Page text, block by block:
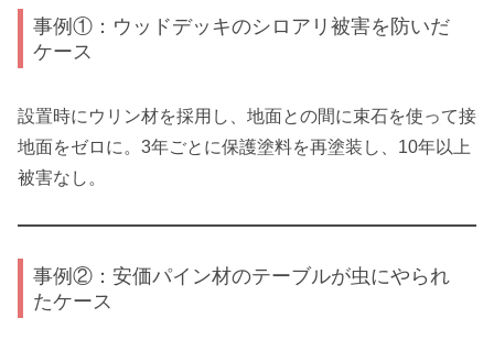
事例①：ウッドデッキのシロアリ被害を防いだ
ケース
設置時にウリン材を採用し、地面との間に束石を使って接
地面をゼロに。3年ごとに保護塗料を再塗装し、10年以上
被害なし。
事例②：安価パイン材のテーブルが虫にやられ
たケース